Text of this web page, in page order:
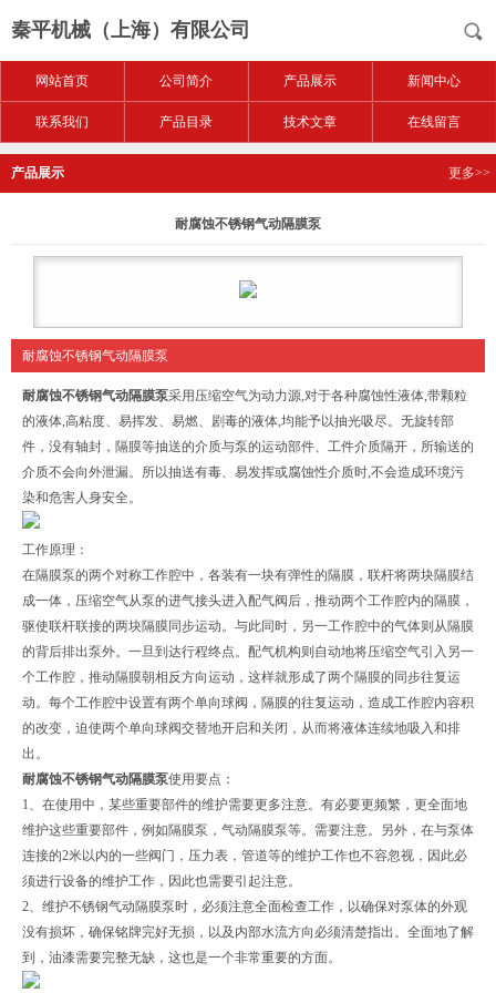
秦平机械（上海）有限公司
网站首页 公司简介 产品展示 新闻中心
联系我们 产品目录 技术文章 在线留言
产品展示 更多>>
耐腐蚀不锈钢气动隔膜泵
耐腐蚀不锈钢气动隔膜泵
耐腐蚀不锈钢气动隔膜泵采用压缩空气为动力源,对于各种腐蚀性液体,带颗粒
的液体,高粘度、易挥发、易燃、剧毒的液体,均能予以抽光吸尽。无旋转部
件，没有轴封，隔膜等抽送的介质与泵的运动部件、工件介质隔开，所输送的
介质不会向外泄漏。所以抽送有毒、易发挥或腐蚀性介质时,不会造成环境污
染和危害人身安全。
工作原理：
在隔膜泵的两个对称工作腔中，各装有一块有弹性的隔膜，联杆将两块隔膜结
成一体，压缩空气从泵的进气接头进入配气阀后，推动两个工作腔内的隔膜，
驱使联杆联接的两块隔膜同步运动。与此同时，另一工作腔中的气体则从隔膜
的背后排出泵外。一旦到达行程终点。配气机构则自动地将压缩空气引入另一
个工作腔，推动隔膜朝相反方向运动，这样就形成了两个隔膜的同步往复运
动。每个工作腔中设置有两个单向球阀，隔膜的往复运动，造成工作腔内容积
的改变，迫使两个单向球阀交替地开启和关闭，从而将液体连续地吸入和排
出。
耐腐蚀不锈钢气动隔膜泵使用要点：
1、在使用中，某些重要部件的维护需要更多注意。有必要更频繁，更全面地
维护这些重要部件，例如隔膜泵，气动隔膜泵等。需要注意。另外，在与泵体
连接的2米以内的一些阀门，压力表，管道等的维护工作也不容忽视，因此必
须进行设备的维护工作，因此也需要引起注意。
2、维护不锈钢气动隔膜泵时，必须注意全面检查工作，以确保对泵体的外观
没有损坏，确保铭牌完好无损，以及内部水流方向必须清楚指出。全面地了解
到，油漆需要完整无缺，这也是一个非常重要的方面。